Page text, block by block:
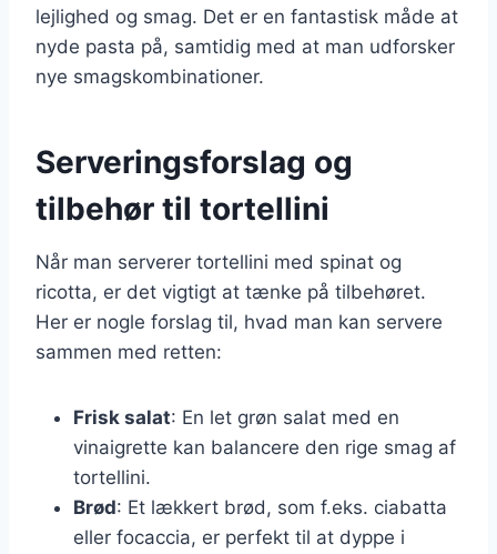
lejlighed og smag. Det er en fantastisk måde at
nyde pasta på, samtidig med at man udforsker
nye smagskombinationer.
Serveringsforslag og
tilbehør til tortellini
Når man serverer tortellini med spinat og
ricotta, er det vigtigt at tænke på tilbehøret.
Her er nogle forslag til, hvad man kan servere
sammen med retten:
Frisk salat: En let grøn salat med en
vinaigrette kan balancere den rige smag af
tortellini.
Brød: Et lækkert brød, som f.eks. ciabatta
eller focaccia, er perfekt til at dyppe i